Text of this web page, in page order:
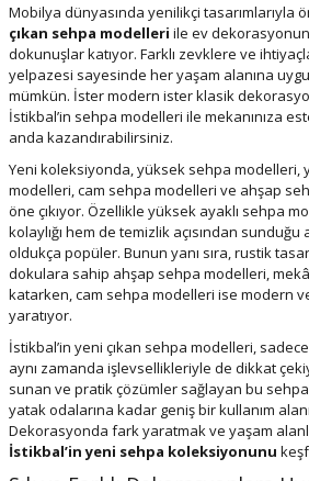
Mobilya dünyasında yenilikçi tasarımlarıyla
çıkan sehpa modelleri ile ev
dokunuşlar katıyor. Farklı zevklere ve
yelpazesi sayesinde her yaşam alanına
mümkün. İster modern ister klasik
İstikbal’in sehpa modelleri ile mekanınıza
anda kazandırabilirsiniz.
Yeni koleksiyonda, yüksek sehpa modelleri,
modelleri, cam sehpa modelleri ve ahşap
öne çıkıyor. Özellikle yüksek ayaklı sehpa
kolaylığı hem de temizlik açısından
oldukça popüler. Bunun yanı sıra, rustik
dokulara sahip ahşap sehpa modelleri,
katarken, cam sehpa modelleri ise modern
yaratıyor.
İstikbal’in yeni çıkan sehpa modelleri, sadece
aynı zamanda işlevsellikleriyle de dikkat
sunan ve pratik çözümler sağlayan bu
yatak odalarına kadar geniş bir kullanım
Dekorasyonda fark yaratmak ve yaşam
İstikbal’in yeni sehpa koleksiyonunu